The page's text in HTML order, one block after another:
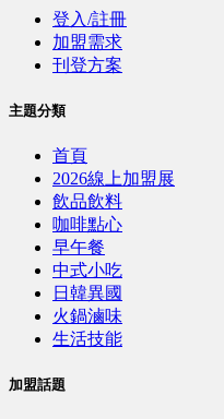
登入/註冊
加盟需求
刊登方案
主題分類
首頁
2026線上加盟展
飲品飲料
咖啡點心
早午餐
中式小吃
日韓異國
火鍋滷味
生活技能
加盟話題